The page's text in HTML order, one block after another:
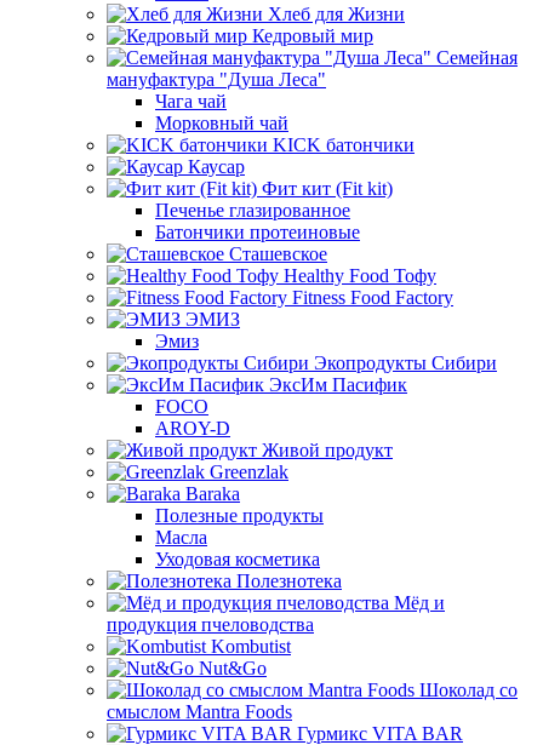
Хлеб для Жизни
Кедровый мир
Семейная
мануфактура "Душа Леса"
Чага чай
Морковный чай
KICK батончики
Каусар
Фит кит (Fit kit)
Печенье глазированное
Батончики протеиновые
Сташевское
Healthy Food Тофу
Fitness Food Factory
ЭМИЗ
Эмиз
Экопродукты Сибири
ЭксИм Пасифик
FOCO
AROY-D
Живой продукт
Greenzlak
Baraka
Полезные продукты
Масла
Уходовая косметика
Полезнотека
Мёд и
продукция пчеловодства
Kombutist
Nut&Go
Шоколад со
смыслом Mantra Foods
Гурмикс VITA BAR